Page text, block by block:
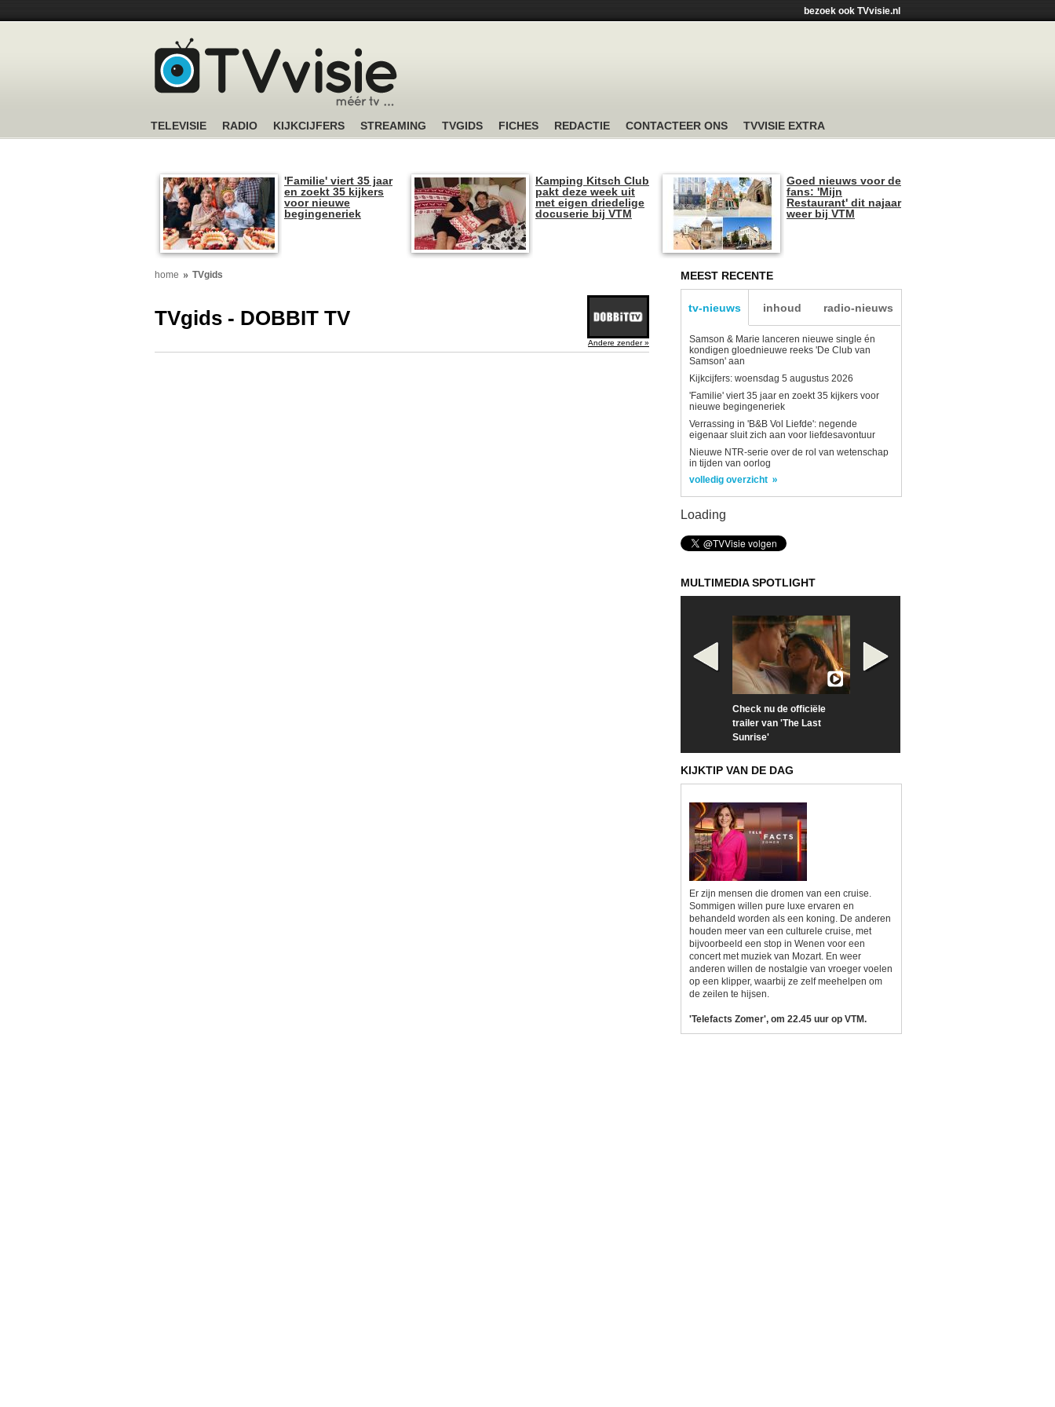
bezoek ook TVvisie.nl
TELEVISIE RADIO KIJKCIJFERS STREAMING TVGIDS FICHES REDACTIE CONTACTEER ONS TVVISIE EXTRA
'Familie' viert 35 jaar
en zoekt 35 kijkers
voor nieuwe
begingeneriek
Kamping Kitsch Club
pakt deze week uit
met eigen driedelige
docuserie bij VTM
Goed nieuws voor de
fans: 'Mijn
Restaurant' dit najaar
weer bij VTM
home TVgids
TVgids - DOBBIT TV
Andere zender »
MEEST RECENTE
tv-nieuws inhoud radio-nieuws
Samson & Marie lanceren nieuwe single én
kondigen gloednieuwe reeks 'De Club van
Samson' aan
Kijkcijfers: woensdag 5 augustus 2026
'Familie' viert 35 jaar en zoekt 35 kijkers voor
nieuwe begingeneriek
Verrassing in 'B&B Vol Liefde': negende
eigenaar sluit zich aan voor liefdesavontuur
Nieuwe NTR-serie over de rol van wetenschap
in tijden van oorlog
volledig overzicht
Loading
MULTIMEDIA SPOTLIGHT
Check nu de officiële
trailer van 'The Last
Sunrise'
KIJKTIP VAN DE DAG
Er zijn mensen die dromen van een cruise.
Sommigen willen pure luxe ervaren en
behandeld worden als een koning. De anderen
houden meer van een culturele cruise, met
bijvoorbeeld een stop in Wenen voor een
concert met muziek van Mozart. En weer
anderen willen de nostalgie van vroeger voelen
op een klipper, waarbij ze zelf meehelpen om
de zeilen te hijsen.
'Telefacts Zomer', om 22.45 uur op VTM.